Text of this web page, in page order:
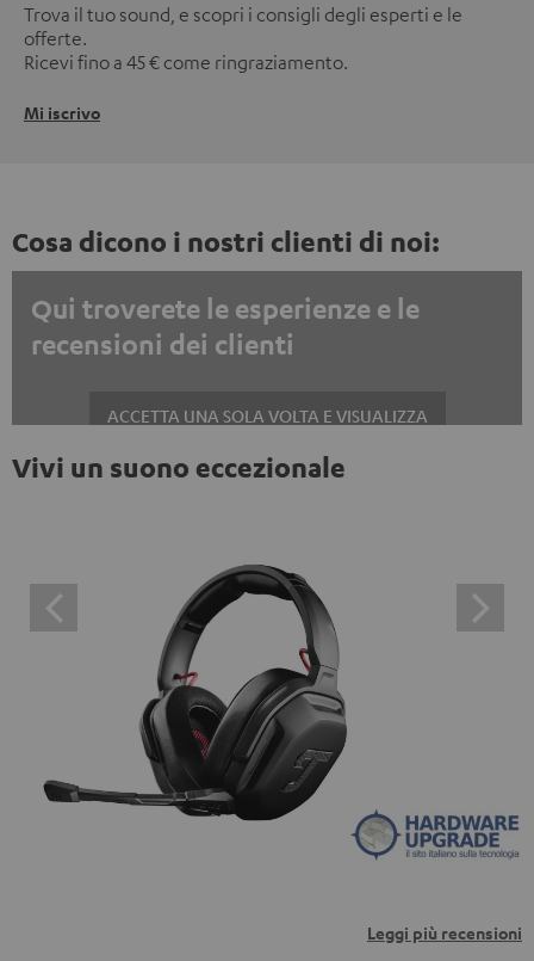
Trova il tuo sound, e scopri i consigli degli esperti e le
offerte.
Ricevi fino a 45 € come ringraziamento.
Mi iscrivo
Cosa dicono i nostri clienti di noi:
Qui troverete le esperienze e le
recensioni dei clienti
ACCETTA UNA SOLA VOLTA E VISUALIZZA
Mostrare sempre i contenuti esterni? Attivalo nelle impostazioni privacy
semplice clic. Facendo clic sul contenuto, l'utente
acconsente alla visualizzazione del contenuto esterno.
Ciò significa che i dati personali possono essere
trasmessi a piattaforme di terzi. Per maggiori
informazioni al riguardo, consultare la nostra informativa
Vivi un suono eccezionale
Leggi più recensioni